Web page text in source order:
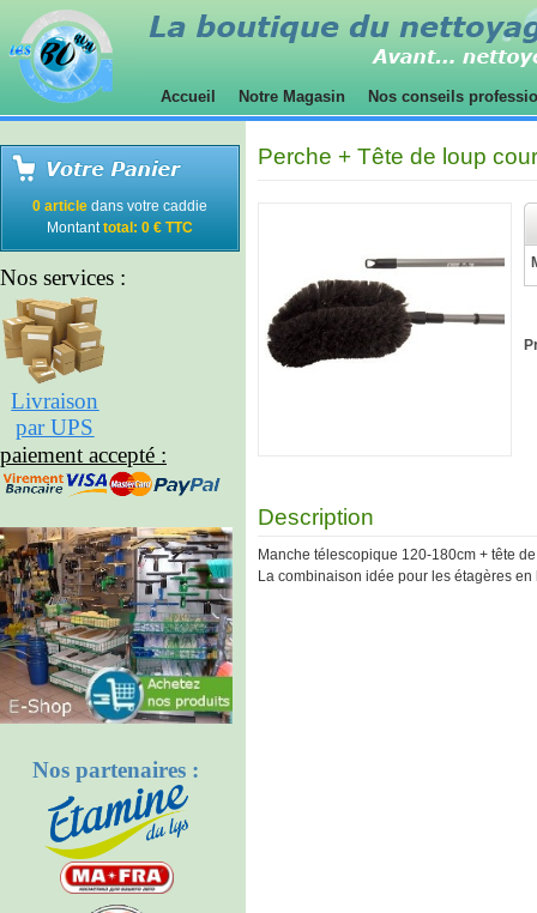
Accueil Notre Magasin Nos conseils
0 article dans votre caddie
Montanttotal: 0 € TTC
Nos services :
Livraison
par UPS
paiement accepté :
Nos partenaires :
Perche + Tête de loup
Description
Manche télescopique 120-180cm + tête
La combinaison idée pour les étagères